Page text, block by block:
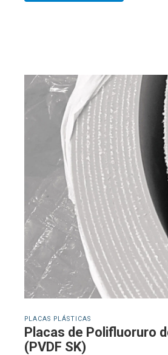
PLACAS PLÁSTICAS
Placas de Polifluoruro
(PVDF SK)